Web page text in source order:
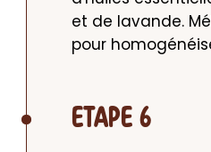
et de lavande.
pour
ETAPE 6